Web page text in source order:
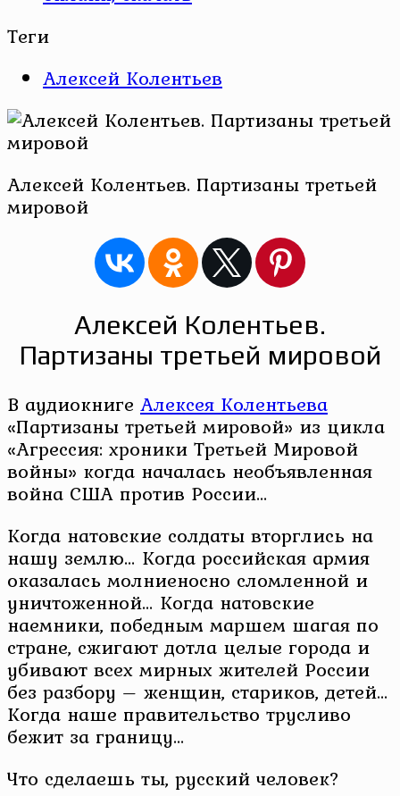
Теги
Алексей Колентьев
Алексей Колентьев. Партизаны третьей
мировой
Алексей Колентьев.
Партизаны третьей мировой
В аудиокниге Алексея Колентьева
«Партизаны третьей мировой» из цикла
«Агрессия: хроники Третьей Мировой
войны» когда началась необъявленная
война США против России…
Когда натовские солдаты вторглись на
нашу землю… Когда российская армия
оказалась молниеносно сломленной и
уничтоженной… Когда натовские
наемники, победным маршем шагая по
стране, сжигают дотла целые города и
убивают всех мирных жителей России
без разбору – женщин, стариков, детей…
Когда наше правительство трусливо
бежит за границу…
Что сделаешь ты, русский человек?